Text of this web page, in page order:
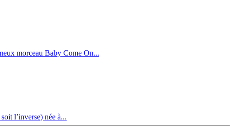
morceau Baby Come On...
l’inverse) née à...